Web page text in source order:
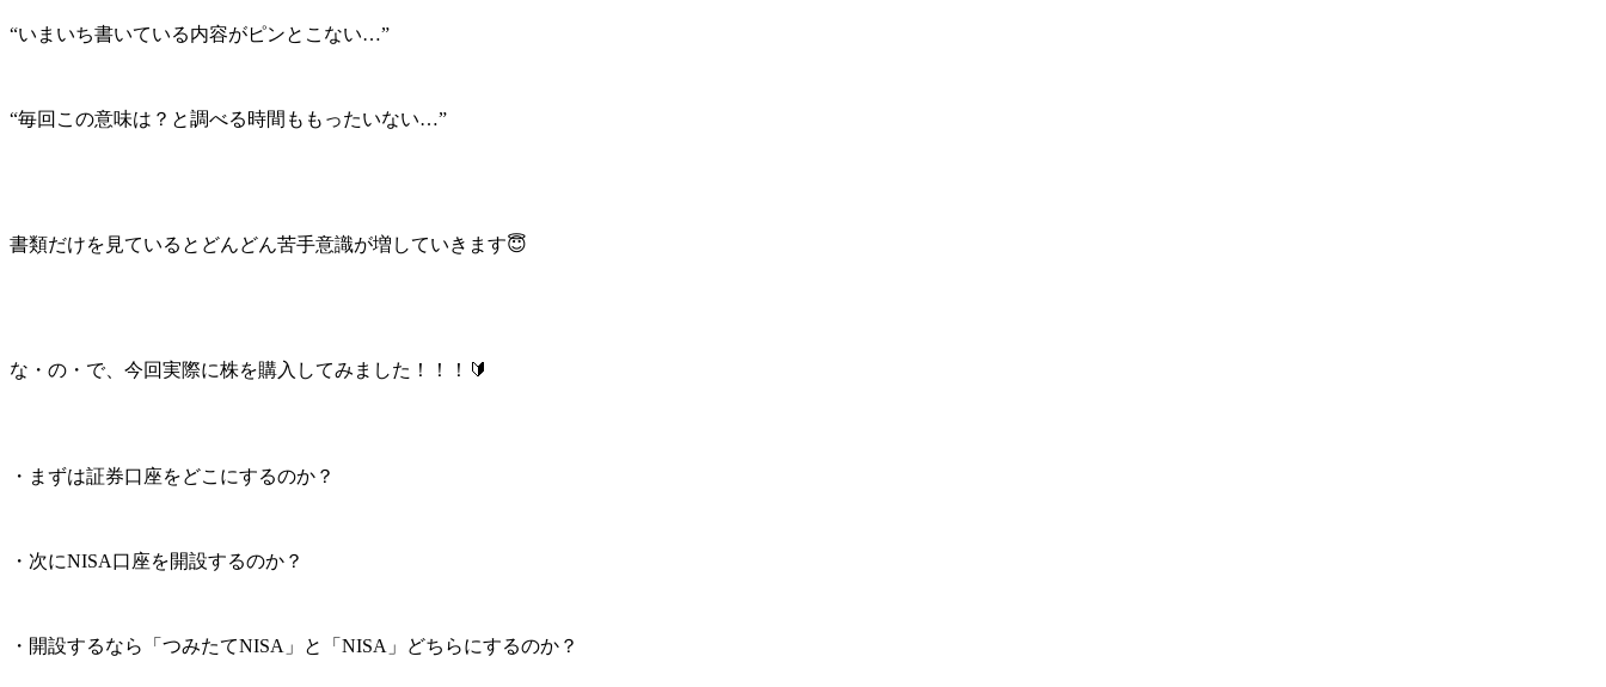
“いまいち書いている内容がピンとこない…”
“毎回この意味は？と調べる時間ももったいない…”
書類だけを見ているとどんどん苦手意識が増していきます😇
な・の・で、今回実際に株を購入してみました！！！🔰
・まずは証券口座をどこにするのか？
・次にNISA口座を開設するのか？
・開設するなら「つみたてNISA」と「NISA」どちらにするのか？